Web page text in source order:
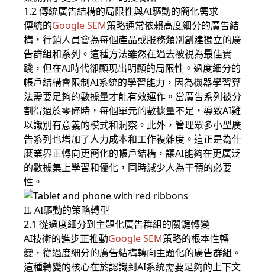
1.2 傳統廣告結構的局限性與AI驅動的簡化需求
傳統的Google SEM策略通常依賴高度細分的廣告結
構，行銷人員會為每個產品或服務類別創建獨立的廣
告群組和系列。這種方法雖然在過去被視為最佳實
踐，但在AI時代卻顯現出明顯的局限性。過度細分的
帳戶結構會限制AI系統的學習能力，因為機器學習算
法需要足夠的數據量才能有效運作。當廣告系列被分
割得過於零碎時，每個單元的數據量不足，導致AI難
以識別有意義的模式和洞察。此外，管理眾多小型廣
告系列也增加了人力成本和工作複雜度。這正是為什
麼業界正轉向更簡化的帳戶結構，讓AI能夠在更廣泛
的數據集上學習和優化，同時減少人為干預的必要
性。
II. AI驅動的策略轉型
2.1 從過度細分到主題化廣告群組的關鍵轉變
AI技術的進步正推動Google SEM策略的根本性轉
變，從過度細分的廣告結構轉向主題化的廣告群組。
這種轉變的核心在於認識到AI系統需要足夠的上下文